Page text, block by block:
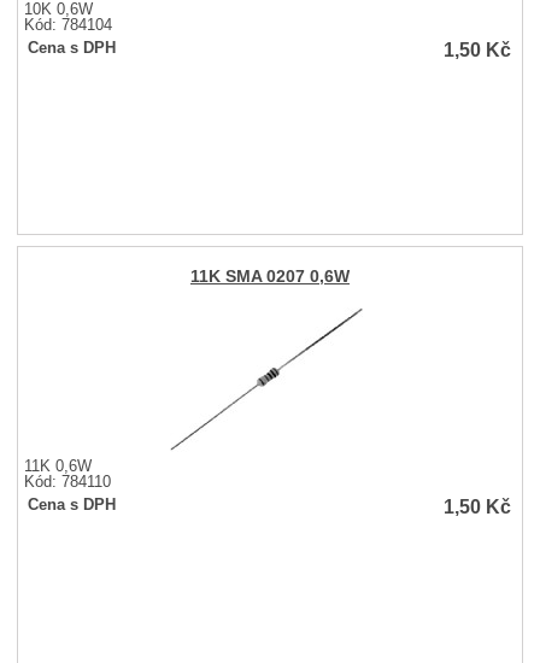
10K 0,6W
Kód: 784104
Cena s DPH
1,50 Kč
11K SMA 0207 0,6W
11K 0,6W
Kód: 784110
Cena s DPH
1,50 Kč